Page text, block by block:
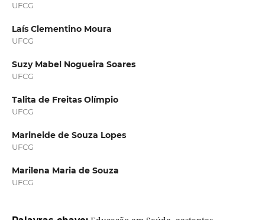
UFCG
Laís Clementino Moura
UFCG
Suzy Mabel Nogueira Soares
UFCG
Talita de Freitas Olímpio
UFCG
Marineide de Souza Lopes
UFCG
Marilena Maria de Souza
UFCG